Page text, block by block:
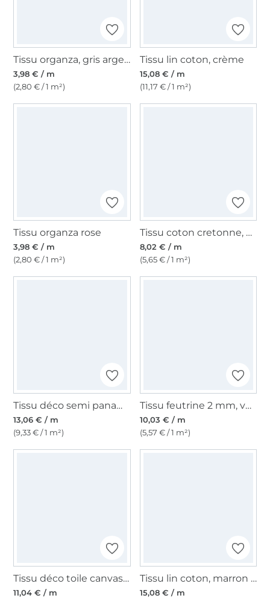
Tissu organza, gris argent
3,98 € / m
(2,80 € / 1 m²)
Tissu lin coton, crème
15,08 € / m
(11,17 € / 1 m²)
Tissu organza rose
3,98 € / m
(2,80 € / 1 m²)
Tissu coton cretonne, vert sapin
8,02 € / m
(5,65 € / 1 m²)
Tissu déco semi panama Petites fleurs marguerites
13,06 € / m
(9,33 € / 1 m²)
Tissu feutrine 2 mm, vert militaire
10,03 € / m
(5,57 € / 1 m²)
Tissu déco toile canvas uni, blanc
11,04 € / m
Tissu lin coton, marron clair
15,08 € / m